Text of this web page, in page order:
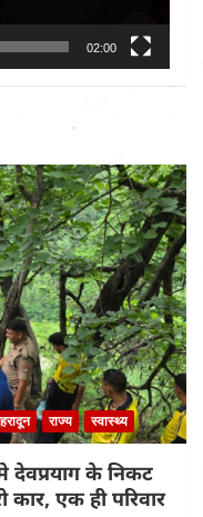
02:00
राज्य स्वास्थ्य
देवप्रयाग के निकट
कार, एक ही परिवार